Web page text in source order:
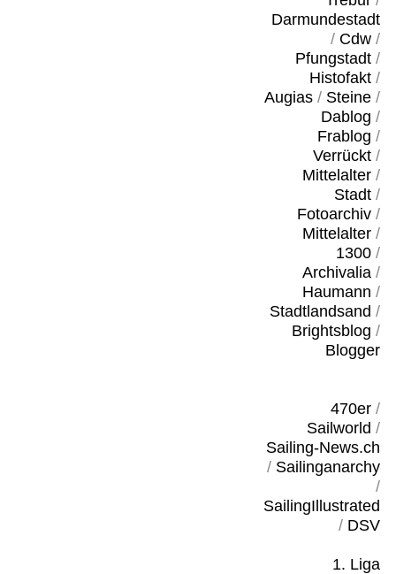
Darmundestadt
/ Cdw/
Pfungstadt/
Histofakt/
Augias/ Steine/
Dablog /
Frablog /
Verrückt/
Mittelalter/
Stadt/
Fotoarchiv/
Mittelalter/
1300/
Archivalia/
Haumann /
Stadtlandsand /
Brightsblog /
Blogger
470er/
Sailworld /
Sailing-News.ch
/ Sailinganarchy
/
SailingIllustrated
/ DSV
1. Liga